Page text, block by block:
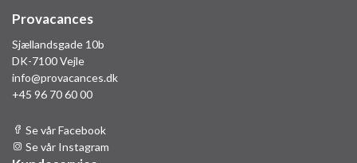
Provacances
Sjællandsgade 10b
DK-7100 Vejle
info@provacances.dk
+45 96 70 60 00
Se vår Facebook
Se vår Instagram